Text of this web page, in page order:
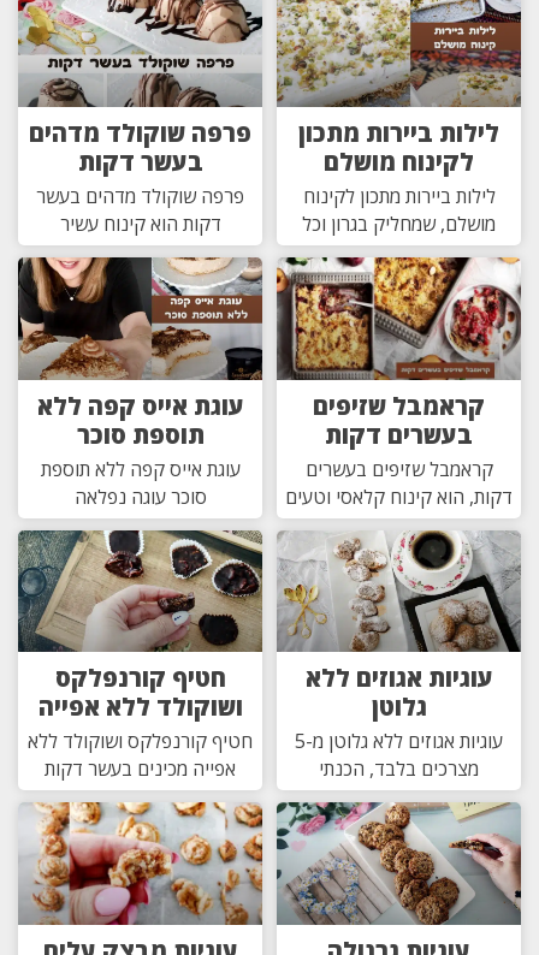
לילות ביירות מתכון
לקינוח מושלם
לילות ביירות מתכון לקינוח
מושלם, שמחליק בגרון וכל
פרפה שוקולד מדהים
בעשר דקות
פרפה שוקולד מדהים בעשר
דקות הוא קינוח עשיר
קראמבל שזיפים
בעשרים דקות
קראמבל שזיפים בעשרים
דקות, הוא קינוח קלאסי וטעים
עוגת אייס קפה ללא
תוספת סוכר
עוגת אייס קפה ללא תוספת
סוכר עוגה נפלאה
עוגיות אגוזים ללא
גלוטן
עוגיות אגוזים ללא גלוטן מ-5
מצרכים בלבד, הכנתי
חטיף קורנפלקס
ושוקולד ללא אפייה
חטיף קורנפלקס ושוקולד ללא
אפייה מכינים בעשר דקות